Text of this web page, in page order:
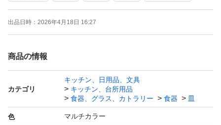
出品日時： 2026年4月18日 16:27
商品の情報
カテゴリ
キッチン、日用品、文具
キッチン、台所用品
食器、グラス、カトラリー
食器 皿
色 マルチカラー